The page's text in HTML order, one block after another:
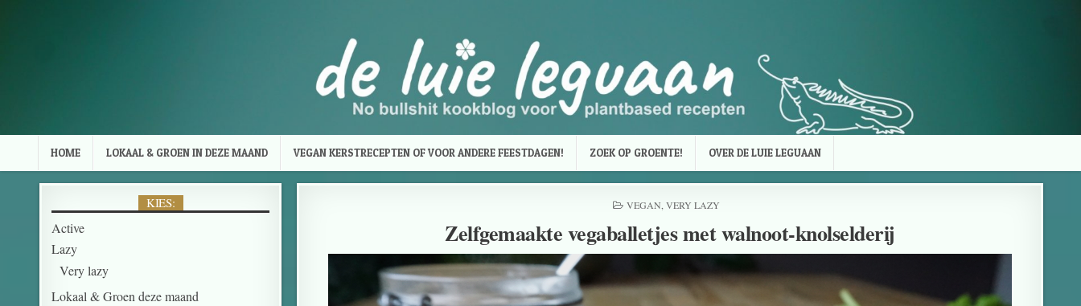
HOME LOKAAL & GROEN IN DEZE MAAND VEGAN KERSTRECEPTEN OF VOOR ANDERE FEESTDAGEN! ZOEK OP GROENTE! OVER DE LUIE LEGUAAN
VEGAN VERY LAZY
Zelfgemaakte vegaballetjes met walnoot-knolselderij
KIES:
Active
Lazy
Very lazy
Lokaal & Groen deze maand